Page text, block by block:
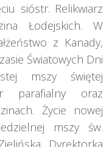
sióstr. Relikwiarz
Łodejskich. W
z Kanady,
Światowych Dni
mszy świętej
parafialny oraz
Życie nowej
mszy św.
Dyrektorka